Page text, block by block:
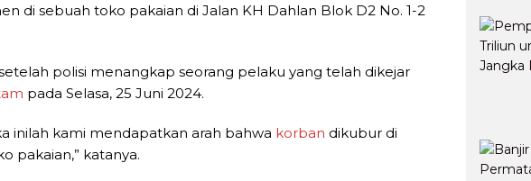
di sebuah toko pakaian di Jalan KH Dahlan Blok D2 No. 1-2
polisi menangkap seorang pelaku yang telah dikejar
pada Selasa, 25 Juni 2024.
inilah kami mendapatkan arah bahwa korban dikubur di
pakaian,” katanya.